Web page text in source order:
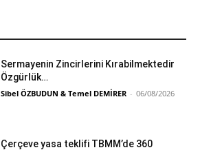
Sermayenin Zincirlerini Kırabilmektedir
Özgürlük…
Sibel ÖZBUDUN & Temel DEMİRER - 06/08/2026
Çerçeve yasa teklifi TBMM’de 360